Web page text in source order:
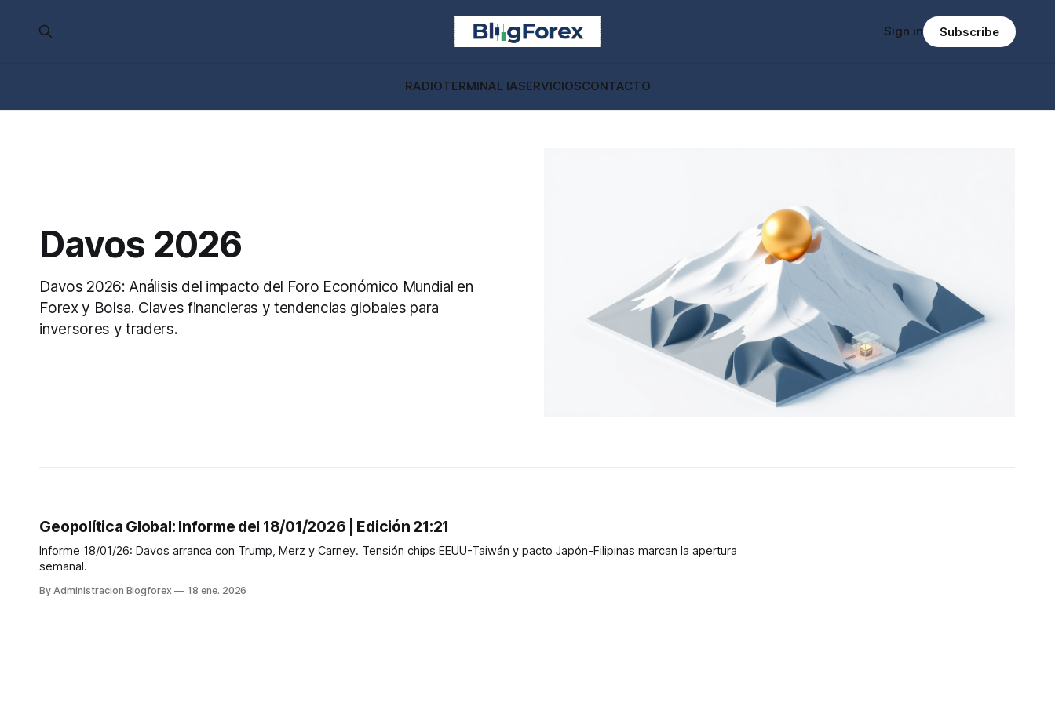
RADIOTERMINAL IASERVICIOSCONTACTO
Sign in Subscribe
Davos 2026
Davos 2026: Análisis del impacto del Foro Económico Mundial en
Forex y Bolsa. Claves financieras y tendencias globales para
inversores y traders.
Geopolítica Global: Informe del 18/01/2026 | Edición 21:21
Informe 18/01/26: Davos arranca con Trump, Merz y Carney. Tensión chips EEUU-Taiwán y pacto Japón-Filipinas marcan la apertura
semanal.
By Administracion Blogforex 18 ene. 2026